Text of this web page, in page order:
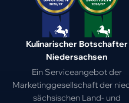
Kulinarischer Botschafter
Niedersachsen
Ein Serviceangebot der
Marketing­gesell­schaft der
sächsischen Land- und